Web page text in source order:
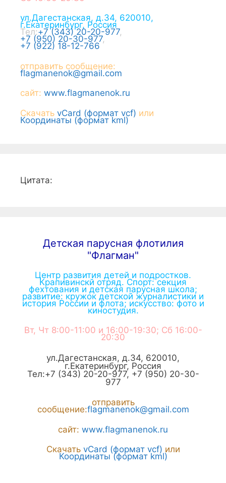
ул.Дагестанская, д.34, 620010,
г.Екатеринбург, Россия
Тел:+7 (343) 20-20-977,
+7 (950) 20-30-977,
+7 (922) 18-12-766
отправить сообщение:
flagmanenok@gmail.com
сайт: www.flagmanenok.ru
Скачать vCard (формат vcf) или
Координаты (формат kml)
Цитата:
Детская парусная флотилия
"Флагман"
Центр развития детей и подростков.
Крапивинскй отряд. Спорт: секция
фехтования и детская парусная школа;
развитие: кружок детской журналистики и
история России и флота; искусство: фото и
киностудия.
Вт, Чт 8:00-11:00 и 16:00-19:30; Сб 16:00-
20:30
ул.Дагестанская, д.34, 620010,
г.Екатеринбург, Россия
Тел:+7 (343) 20-20-977, +7 (950) 20-30-
977
отправить
сообщение:flagmanenok@gmail.com
сайт: www.flagmanenok.ru
Скачать vCard (формат vcf) или
Координаты (формат kml)